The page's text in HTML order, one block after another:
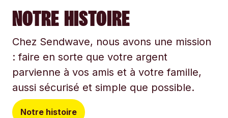
NOTRE HISTOIRE
Chez Sendwave, nous avons une mission
: faire en sorte que votre argent
parvienne à vos amis et à votre famille,
aussi sécurisé et simple que possible.
Notre histoire